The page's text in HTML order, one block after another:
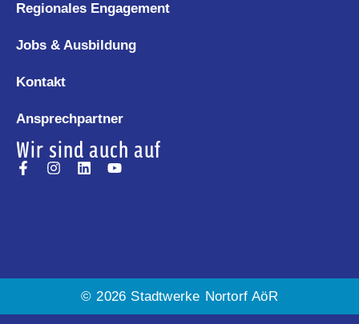
Regionales Engagement
Jobs & Ausbildung
Kontakt
Ansprechpartner
Wir sind auch auf
© 2026 Stadtwerke Nortorf AöR